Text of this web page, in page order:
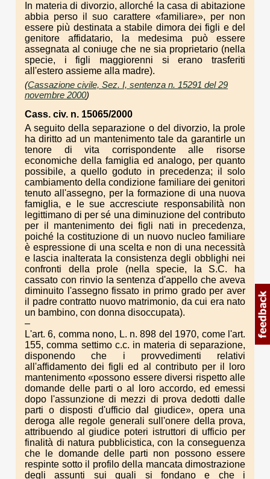
In materia di divorzio, allorché la casa di abitazione
abbia perso il suo carattere «familiare», per non
essere più destinata a stabile dimora dei figli e del
genitore affidatario, la medesima può essere
assegnata al coniuge che ne sia proprietario (nella
specie, i figli maggiorenni si erano trasferiti
all'estero assieme alla madre).
(Cassazione civile, Sez. I, sentenza n. 15291 del 29
novembre 2000)
Cass. civ. n. 15065/2000
A seguito della separazione o del divorzio, la prole
ha diritto ad un mantenimento tale da garantirle un
tenore di vita corrispondente alle risorse
economiche della famiglia ed analogo, per quanto
possibile, a quello goduto in precedenza; il solo
cambiamento della condizione familiare dei genitori
tenuto all'assegno, per la formazione di una nuova
famiglia, e le sue accresciute responsabilità non
legittimano di per sé una diminuzione del contributo
per il mantenimento dei figli nati in precedenza,
poiché la costituzione di un nuovo nucleo familiare
è espressione di una scelta e non di una necessità
e lascia inalterata la consistenza degli obblighi nei
confronti della prole (nella specie, la S.C. ha
cassato con rinvio la sentenza d'appello che aveva
diminuito l'assegno fissato in primo grado per aver
il padre contratto nuovo matrimonio, da cui era nato
un bambino, con donna disoccupata).
–
L'art. 6, comma nono, L. n. 898 del 1970, come l'art.
155, comma settimo c.c. in materia di separazione,
disponendo che i provvedimenti relativi
all'affidamento dei figli ed al contributo per il loro
mantenimento «possono essere diversi rispetto alle
domande delle parti o al loro accordo, ed emessi
dopo l'assunzione di mezzi di prova dedotti dalle
parti o disposti d'ufficio dal giudice», opera una
deroga alle regole generali sull'onere della prova,
attribuendo al giudice poteri istruttori di ufficio per
finalità di natura pubblicistica, con la conseguenza
che le domande delle parti non possono essere
respinte sotto il profilo della mancata dimostrazione
degli assunti sui quali si fondano e che i